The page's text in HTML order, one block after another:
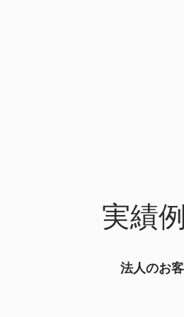
実績
法人のお